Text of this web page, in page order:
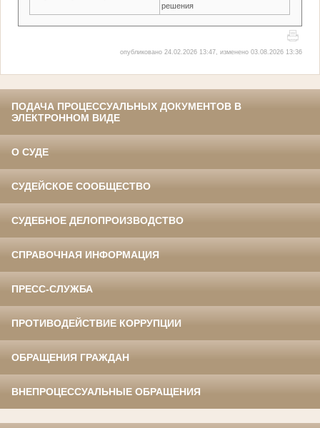
решения
опубликовано 24.02.2026 13:47, изменено 03.08.2026 13:36
ПОДАЧА ПРОЦЕССУАЛЬНЫХ ДОКУМЕНТОВ В
ЭЛЕКТРОННОМ ВИДЕ
О СУДЕ
СУДЕЙСКОЕ СООБЩЕСТВО
СУДЕБНОЕ ДЕЛОПРОИЗВОДСТВО
СПРАВОЧНАЯ ИНФОРМАЦИЯ
ПРЕСС-СЛУЖБА
ПРОТИВОДЕЙСТВИЕ КОРРУПЦИИ
ОБРАЩЕНИЯ ГРАЖДАН
ВНЕПРОЦЕССУАЛЬНЫЕ ОБРАЩЕНИЯ